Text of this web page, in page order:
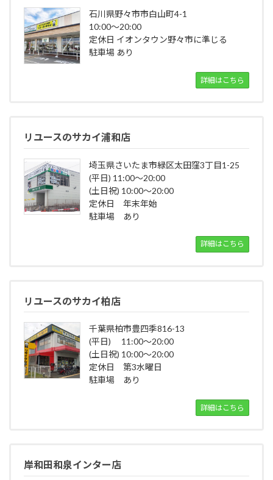
石川県野々市市白山町4-1
10:00～20:00
定休日 イオンタウン野々市に準じる
駐車場 あり
詳細はこちら
リユースのサカイ浦和店
埼玉県さいたま市緑区太田窪3丁目1-25
(平日) 11:00～20:00
(土日祝) 10:00～20:00
定休日 年末年始
駐車場 あり
詳細はこちら
リユースのサカイ柏店
千葉県柏市豊四季816-13
(平日) 11:00～20:00
(土日祝) 10:00～20:00
定休日 第3水曜日
駐車場 あり
詳細はこちら
岸和田和泉インター店